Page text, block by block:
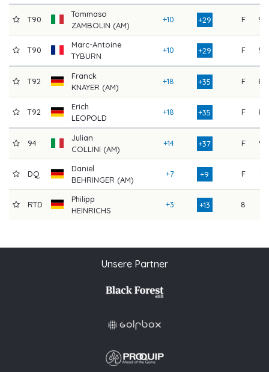
T90
Tommaso
ZAMBOLIN (AM)
+10 +29 F 90
T90
Marc-Antoine
TYBURN
+10 +29 F 90
T92
Franck
KNAYER (AM)
+18 +35 F 88
T92
Erich
LEOPOLD
+18 +35 F 88
94
Julian
COLLINI (AM)
+14 +37 F 94
DQ
Daniel
BEHRINGER (AM)
+7 +9 F 73
RTD
Philipp
HEINRICHS
+3 +13 8
Unsere Partner